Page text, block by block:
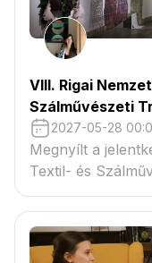
VIII. Rigai
Szálművészeti
2027-05-28
Megnyílt a
Textil- és